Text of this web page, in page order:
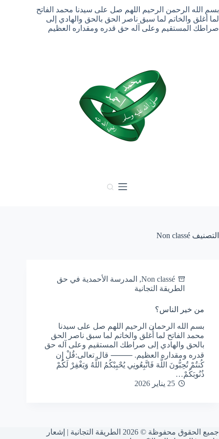
التجاوز
إلى
المحتوى
بسم الله الرحمن الرحيم اللهم صل على سيدنا محمد الفاتح
لما أغلق والخاتم لما سبق ناصر الحق بالحق والهادي إلى
صراطك المستقيم وعلى آله حق قدره ومقداره العظيم
التصنيف
Non classé
, المدرسة الأحمدية في حق
الطريقة التجانية
من خير الناس؟
بسم الله الرحمان الرحيم اللهم صل على سيدنا
محمد الفاتح لما أُغلق والخاتم لما سبق ناصر الحق
بالحق والهادي إلى صراطك المستقيم وعلى آله حق
قدره ومقداره العظيم. ⸻ قال تعالى:قُلْ إِن
كُنتُمْ تُحِبُّونَ اللَّهَ فَاتَّبِعُونِي يُحْبِبْكُمُ اللَّهُ وَيَغْفِرْ لَكُمْ
ذُنُوبَكُمْ…
25 يناير 2026
جميع الحقوق محفوظة © 2026 الطريقة التجانية |
إشعار